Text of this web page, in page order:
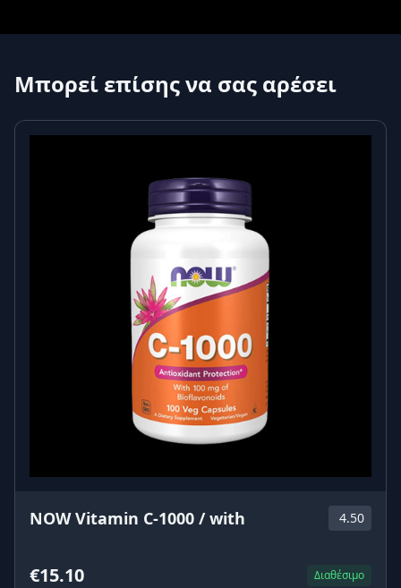
Μπορεί επίσης να σας αρέσει
NOW Vitamin C-1000 / with 4.50
€15.10 Διαθέσιμο